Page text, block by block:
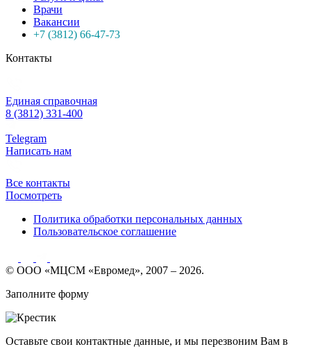
Врачи
Вакансии
+7 (3812) 66-47-73
Контакты
Единая справочная
8 (3812) 331-400
Telegram
Написать нам
Все контакты
Посмотреть
Политика обработки персональных данных
Пользовательское соглашение
© ООО «МЦСМ «Евромед», 2007 – 2026.
Заполните форму
Оставьте свои контактные данные, и мы перезвоним Вам в